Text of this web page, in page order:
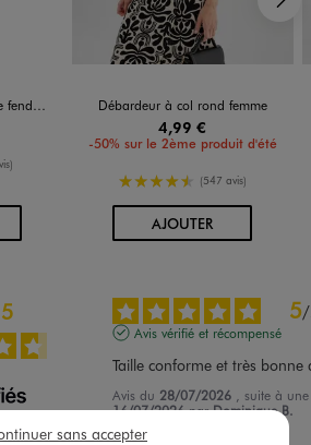
femme Débardeur à col rond femme
4,99 €
-50% sur le 2ème produit d'été
4.5/5 de moyenne
(547 avis)
AJOUTERAU PANIER
5 5/
Avis vérifié et récompensé
Taille conforme et très
Avis du 28/07/2026 , suite à
16/07/2026 parDominique B.
sans accepter